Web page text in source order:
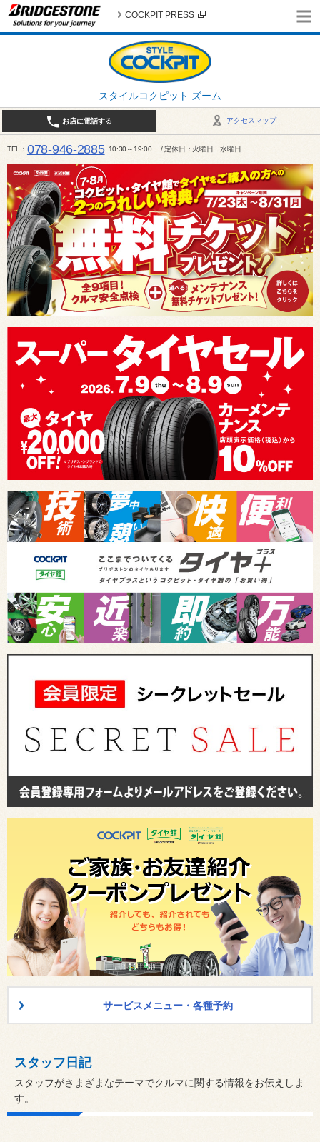
スタイルコクピット ズーム
COCKPIT PRESS
アクセスマップ
お店に電話する
TEL 078-946-2885 10:30～19:00 / 定休日：火曜日 水曜日
サービスメニュー・各種予約
スタッフ日記
スタッフがさまざまなテーマでクルマに関する情報をお伝えしま
す。